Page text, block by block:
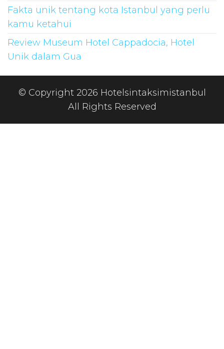
Fakta unik tentang kota Istanbul yang perlu
kamu ketahui
Review Museum Hotel Cappadocia, Hotel
Unik dalam Gua
© Copyright 2026 Hotelsintaksimistanbul
All Rights Reserved